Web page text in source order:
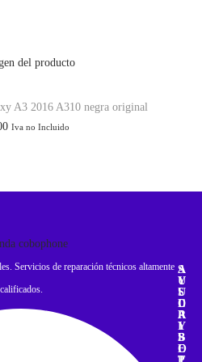
A3 2016 A310 negra original
Iva no Incluido
Servicios de reparación técnicos altamente
calificados.
A
Y
U
D
A
Y
S
O
S
U
S
C
R
I
B
E